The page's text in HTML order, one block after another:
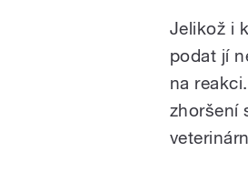
Jelikož i
podat jí
na
zhoršení